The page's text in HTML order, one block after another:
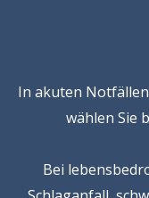
In akuten
wählen Sie
Bei